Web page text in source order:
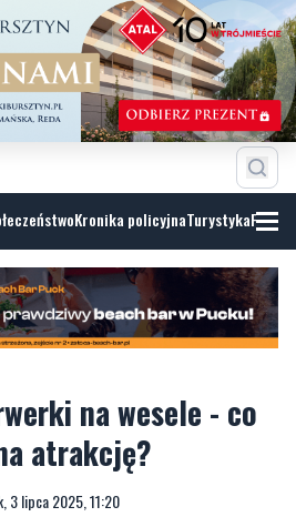
Kronika policyjnaTurystyka
na wesele - co
atrakcję?
3 lipca 2025, 11:20